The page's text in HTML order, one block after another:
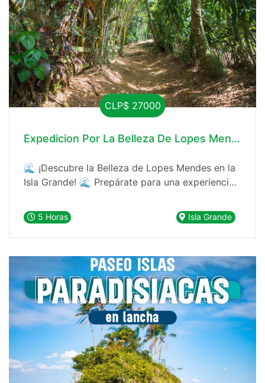
CLP$ 27000
Expedicion Por La Belleza De Lopes Mendes
🌊 ¡Descubre la Belleza de Lopes Mendes en la
Isla Grande! 🌊 Prepárate para una experiencia
espectaculares del mundo: la Playa de Lopes
Mendes, ubicada en la mágica Isla Grande.
tengas que relajarte y disfrutar.
5 Horas Isla Grande